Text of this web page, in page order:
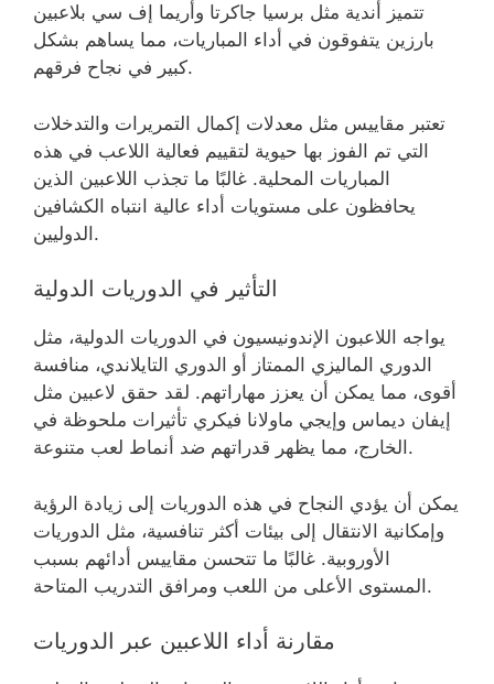
تتميز أندية مثل برسيا جاكرتا وأريما إف سي بلاعبين
بارزين يتفوقون في أداء المباريات، مما يساهم بشكل
كبير في نجاح فرقهم.
تعتبر مقاييس مثل معدلات إكمال التمريرات والتدخلات
التي تم الفوز بها حيوية لتقييم فعالية اللاعب في هذه
المباريات المحلية. غالبًا ما تجذب اللاعبين الذين
يحافظون على مستويات أداء عالية انتباه الكشافين
الدوليين.
التأثير في الدوريات الدولية
يواجه اللاعبون الإندونيسيون في الدوريات الدولية، مثل
الدوري الماليزي الممتاز أو الدوري التايلاندي، منافسة
أقوى، مما يمكن أن يعزز مهاراتهم. لقد حقق لاعبين مثل
إيفان ديماس وإيجي ماولانا فيكري تأثيرات ملحوظة في
الخارج، مما يظهر قدراتهم ضد أنماط لعب متنوعة.
يمكن أن يؤدي النجاح في هذه الدوريات إلى زيادة الرؤية
وإمكانية الانتقال إلى بيئات أكثر تنافسية، مثل الدوريات
الأوروبية. غالبًا ما تتحسن مقاييس أدائهم بسبب
المستوى الأعلى من اللعب ومرافق التدريب المتاحة.
مقارنة أداء اللاعبين عبر الدوريات